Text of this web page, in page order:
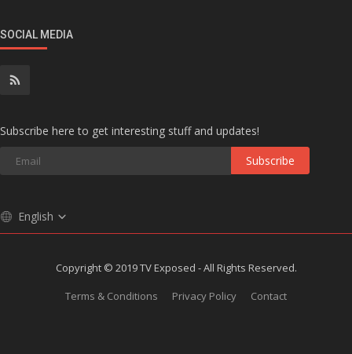
SOCIAL MEDIA
Subscribe here to get interesting stuff and updates!
Subscribe
English
Copyright © 2019 TV Exposed - All Rights Reserved.
Terms & Conditions
Privacy Policy Contact